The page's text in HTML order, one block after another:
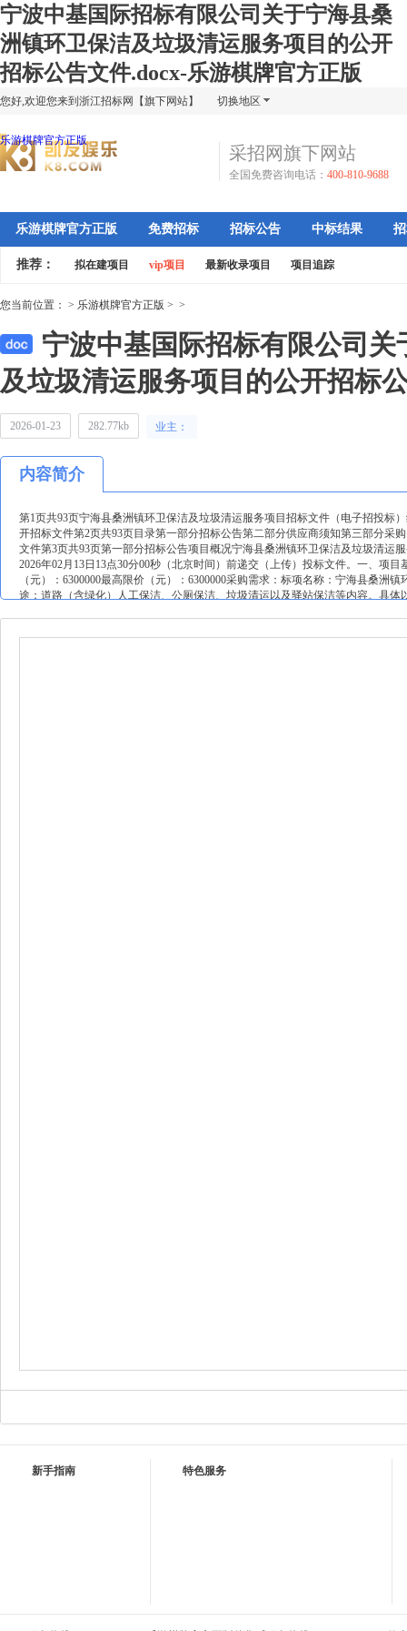
宁波中基国际招标有限公司关于宁海县桑
洲镇环卫保洁及垃圾清运服务项目的公开
招标公告文件.docx-乐游棋牌官方正版
您好,欢迎您来到浙江招标网【旗下网站】 切换地区
乐游棋牌官方正版
采招网旗下网站
全国免费咨询电话： 400-810-9688
乐游棋牌官方正版 免费招标 招标公告 中标结果
推荐： 拟在建项目 vip项目 最新收录项目 项目追踪
您当前位置： > 乐游棋牌官方正版 > >
宁波中基国际招标有限公司
及垃圾清运服务项目的公开招标
2026-01-23 282.77kb 业主：
内容简介
第1页共93页宁海县桑洲镇环卫保洁及垃圾清运服务项目招标文件（电子招投标
开招标文件第2页共93页目录第一部分招标公告第二部分供应商须知第三部分
文件第3页共93页第一部分招标公告项目概况宁海县桑洲镇环卫保洁及垃圾清运
2026年02月13日13点30分00秒（北京时间）前递交（上传）投标文件。一、项
（元）：6300000最高限价（元）：6300000采购需求：标项名称：宁海县桑洲
途：道路（含绿化）人工保洁、公厕保洁、垃圾清运以及驿站保洁等内容。具
采购法》第二十二条规定；未被“信用中国”（wwwcreditchinagovcn)、中国政府
新手指南 特色服务